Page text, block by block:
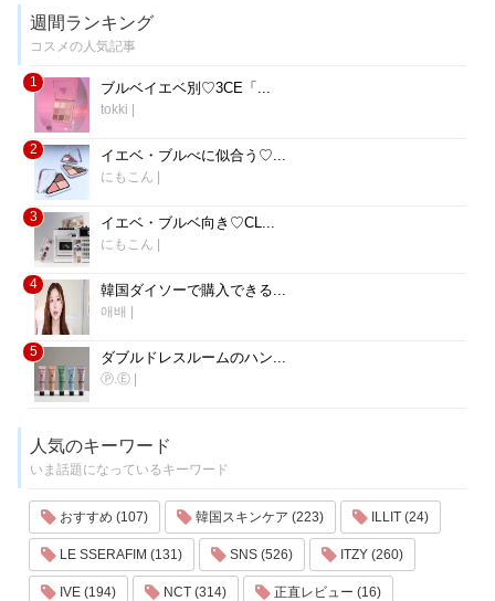
週間ランキング
コスメの人気記事
1 ブルベイエベ別♡3CE「...
tokki |
2 イエベ・ブルべに似合う♡...
にもこん |
3 イエベ・ブルベ向き♡CL...
にもこん |
4 韓国ダイソーで購入できる...
애배 |
5 ダブルドレスルームのハン...
Ⓟ.Ⓔ |
人気のキーワード
いま話題になっているキーワード
おすすめ (107) 韓国スキンケア (223) ILLIT (24)
LE SSERAFIM (131) SNS (526) ITZY (260)
IVE (194) NCT (314) 正直レビュー (16)